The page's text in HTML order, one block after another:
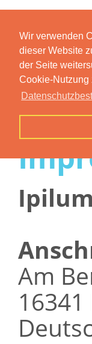
Wir verwenden
dieser Website
der Seite
Cookie-Nutzung
Am